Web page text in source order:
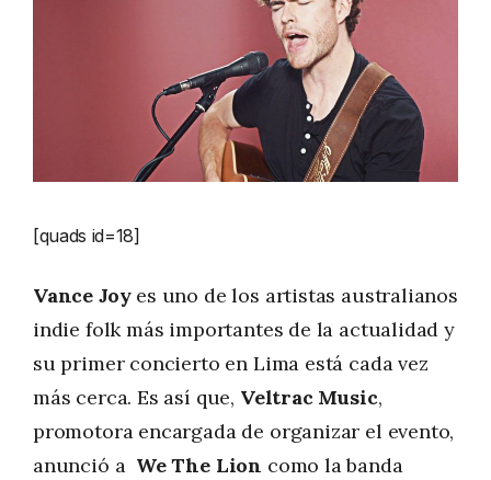
[quads id=18]
Vance Joyes uno de los artistas australianos
indie folk más importantes de la actualidad y
su primer concierto en Lima está cada vez
más cerca. Es así que, Veltrac Music,
promotora encargada de organizar el evento,
anunció a We The Lion como la banda